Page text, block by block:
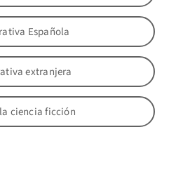
Española
extranjera
ciencia ficción